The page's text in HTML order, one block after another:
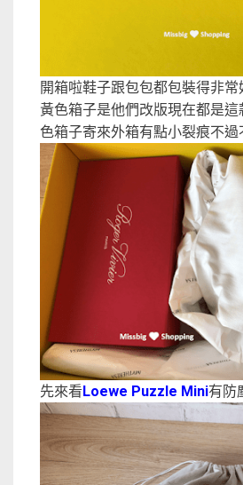
開箱啦鞋子跟包包都包裝得非常
黃色箱子是他們改版現在都是
色箱子寄來外箱有點小裂痕不過
先來看Loewe Puzzle Mini有防